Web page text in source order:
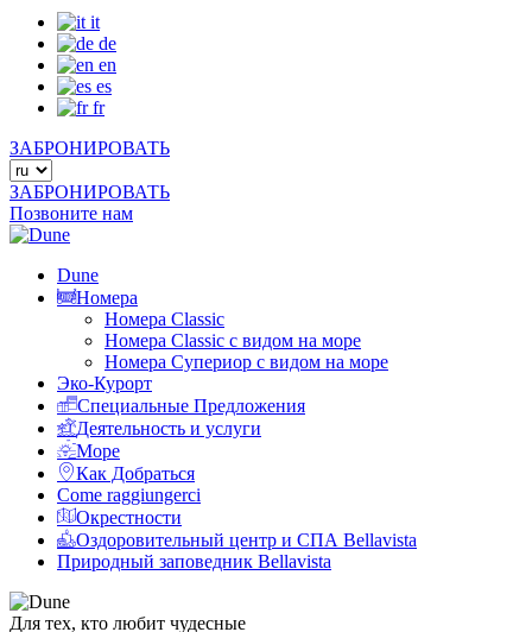
it
de
en
es
fr
ЗАБРОНИРОВАТЬ
ЗАБРОНИРОВАТЬ
Позвоните нам
Dune
Номера
Номера Classic
Номера Classic с видом на море
Номера Супериор с видом на море
Эко-Курорт
Специальные Предложения
Деятельность и услуги
Море
Как Добраться
Come raggiungerci
Окрестности
Оздоровительный центр и СПА Bellavista
Природный заповедник Bellavista
Для тех, кто любит чудесные